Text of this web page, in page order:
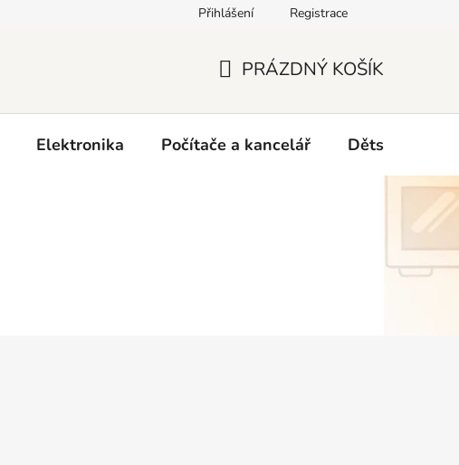
Přihlášení Registrace
KOŠÍK
PRÁZDNÝ KOŠÍK
Elektronika Počítače a kancelář Dětské zboží